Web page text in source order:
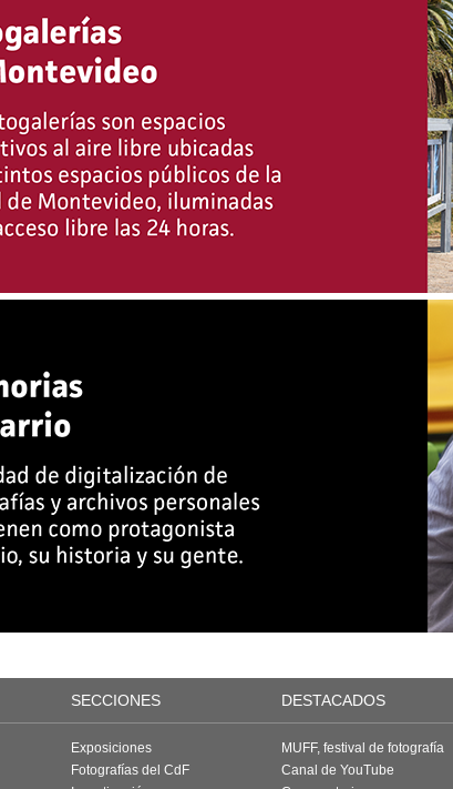
SECCIONES DESTACADOS
Exposiciones
Fotografías del CdF
MUFF, festival de fotografía
Canal de YouTube